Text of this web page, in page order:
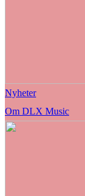
Nyheter
Om DLX Music